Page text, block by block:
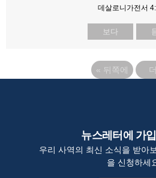
데살로니가전서
보다
« 뒤쪽에 더
뉴스레터에 가
우리 사역의 최신 소식을 받아
을 신청하세